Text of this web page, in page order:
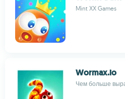
Mint XX Games
Wormax.io
Чем больше